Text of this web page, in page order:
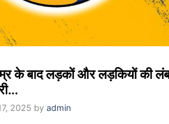
के बाद लड़कों और लड़कियों की
2025 by admin